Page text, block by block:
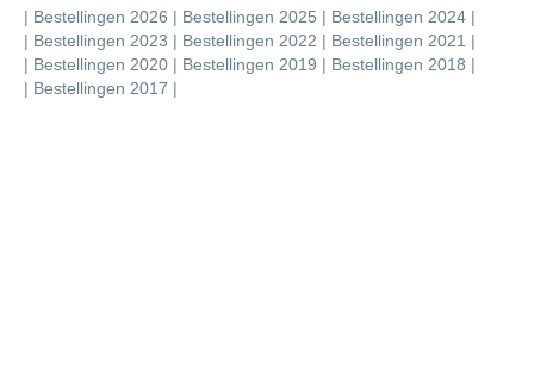
| Bestellingen 2026 | Bestellingen 2025 | Bestellingen 2024 |
| Bestellingen 2023 | Bestellingen 2022 | Bestellingen 2021 |
| Bestellingen 2020 | Bestellingen 2019 | Bestellingen 2018 |
| Bestellingen 2017 |